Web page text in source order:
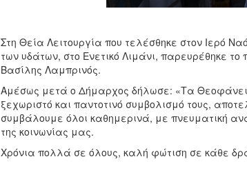
Στη Θεία Λειτουργία που τελέσθηκε στον Ιερό
των υδάτων, στο Ενετικό Λιμάνι, παρευρέθηκε
Βασίλης Λαμπρινός.
Αμέσως μετά ο Δήμαρχος δήλωσε: «Τα
ξεχωριστό και παντοτινό συμβολισμό τους,
συμβάλουμε όλοι καθημερινά, με πνευματική
της κοινωνίας μας.
Χρόνια πολλά σε όλους, καλή φώτιση σε κάθε